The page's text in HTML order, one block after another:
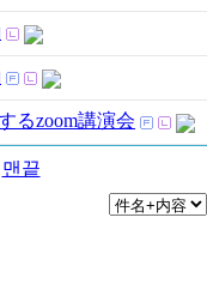
るzoom講演会
맨끝